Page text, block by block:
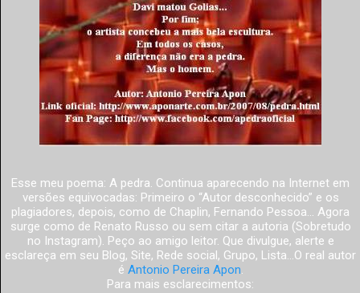
Esse meu poema: A pedra. Continua aparecendo na Internet em
versões equivocadas: Primeiro o “Autor desconhecido” e os
plagiadores, depois, como de Chaplin, Fernando Pessoa... Agora
surge como de Renato Russo ou sem citar a autoria (Sobretudo
no Instagram). Peço ao amigo leitor. Que divulgue, alerte e
esclareça em seu Blog, Site, Rede social, Grupo, Lista...O real autor
é Antonio Pereira Apon.
Para mais esclarecimentos: